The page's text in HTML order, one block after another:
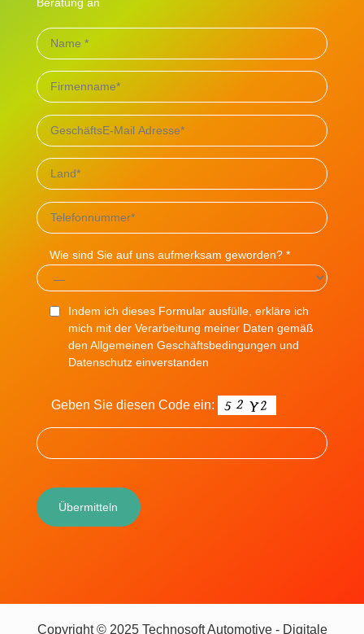
Wie sind Sie auf uns aufmerksam geworden? *
Indem ich dieses Formular ausfülle, erkläre ich
mich mit der Verarbeitung meiner Daten gemäß
den Allgemeinen Geschäftsbedingungen und
Datenschutz einverstanden
Geben Sie diesen Code ein:
Copyright © 2025 Technosoft Automotive - Digitale